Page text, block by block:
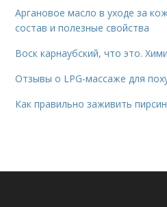
Аргановое масло в уходе за
состав и полезные свойства
Воск карнаубский, что это.
Отзывы о LPG-массаже для
Как правильно заживить